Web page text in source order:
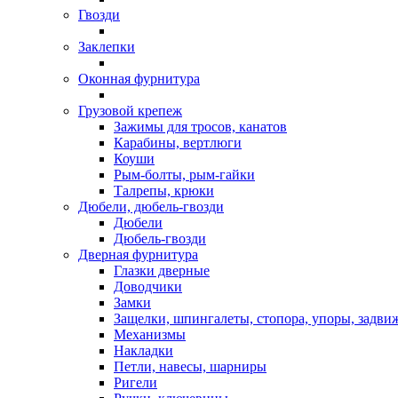
Гвозди
Заклепки
Оконная фурнитура
Грузовой крепеж
Зажимы для тросов, канатов
Карабины, вертлюги
Коуши
Рым-болты, рым-гайки
Талрепы, крюки
Дюбели, дюбель-гвозди
Дюбели
Дюбель-гвозди
Дверная фурнитура
Глазки дверные
Доводчики
Замки
Защелки, шпингалеты, стопора, упоры,
Механизмы
Накладки
Петли, навесы, шарниры
Ригели